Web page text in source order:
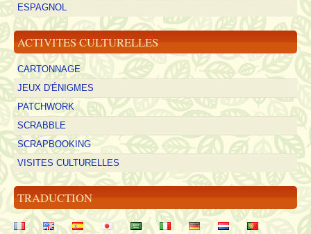
ACCUEIL
ESPAGNOL
ACTIVITES CULTURELLES
CARTONNAGE
JEUX D'ÉNIGMES
PATCHWORK
SCRABBLE
SCRAPBOOKING
VISITES CULTURELLES
TRADUCTION